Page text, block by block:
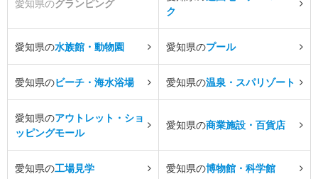
愛知県のグランピング
ク
愛知県の水族館・動物園 愛知県のプール
愛知県のビーチ・海水浴場 愛知県の温泉・スパリゾート
愛知県のアウトレット・ショ
ッピングモール
愛知県の商業施設・百貨店
愛知県の工場見学 愛知県の博物館・科学館